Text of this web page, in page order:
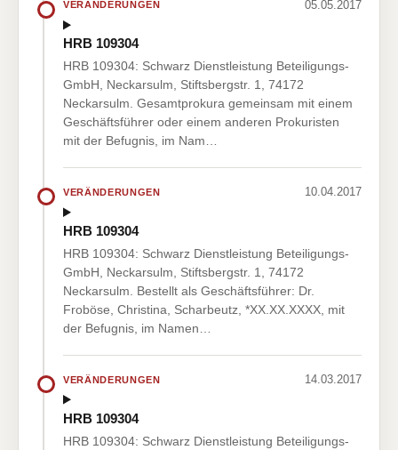
VERÄNDERUNGEN 05.05.2017
HRB 109304
HRB 109304: Schwarz Dienstleistung Beteiligungs-
GmbH, Neckarsulm, Stiftsbergstr. 1, 74172
Neckarsulm. Gesamtprokura gemeinsam mit einem
Geschäftsführer oder einem anderen Prokuristen
mit der Befugnis, im Nam…
VERÄNDERUNGEN 10.04.2017
HRB 109304
HRB 109304: Schwarz Dienstleistung Beteiligungs-
GmbH, Neckarsulm, Stiftsbergstr. 1, 74172
Neckarsulm. Bestellt als Geschäftsführer: Dr.
Froböse, Christina, Scharbeutz, *XX.XX.XXXX, mit
der Befugnis, im Namen…
VERÄNDERUNGEN 14.03.2017
HRB 109304
HRB 109304: Schwarz Dienstleistung Beteiligungs-